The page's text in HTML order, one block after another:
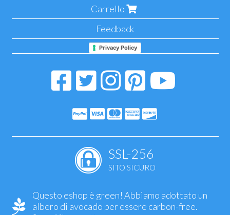
Carrello
Feedback
Privacy Policy
SSL-256
SITO SICURO
Questo eshop è green! Abbiamo adottato un
albero di avocado per essere carbon-free.